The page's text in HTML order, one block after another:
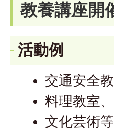
教養講座開
活動例
交通安全
料理教室
文化芸術